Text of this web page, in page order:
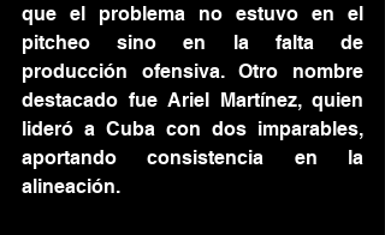
que el problema no estuvo en el
pitcheo sino en la falta de
producción ofensiva. Otro nombre
destacado fue Ariel Martínez, quien
lideró a Cuba con dos imparables,
aportando consistencia en la
alineación.